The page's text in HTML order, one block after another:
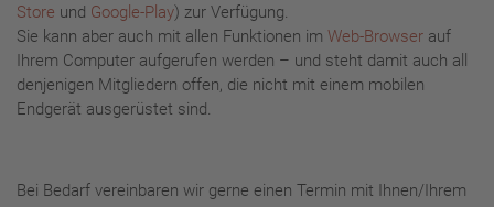
Store und Google-Play) zur Verfügung.
Sie kann aber auch mit allen Funktionen im Web-Browser auf
Ihrem Computer aufgerufen werden – und steht damit auch all
denjenigen Mitgliedern offen, die nicht mit einem mobilen
Endgerät ausgerüstet sind.
Bei Bedarf vereinbaren wir gerne einen Termin mit Ihnen/Ihrem